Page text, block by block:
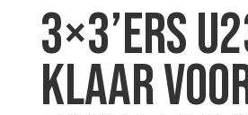
3×3’ERS
KLAAR